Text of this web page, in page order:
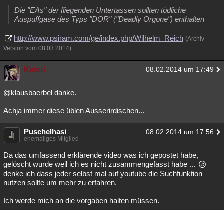
Die "EAs" der fliegenden Untertassen sollten tödliche
Auspuffgase des Typs "DOR" ("Deadly Orgone") enthalten
http://www.psiram.com/ge/index.php/Wilhelm_Reich (Archiv-
Version vom 08.03.2014)
Katori 08.02.2014 um 17:49
@klausbaerbel danke.
Achja immer diese üblen Ausserirdischen...
Puschelhasi 08.02.2014 um 17:56
ehemaliges Mitglied
Da das umfassend erklärende video was ich gepostet habe,
gelöscht wurde weil ich es nicht zusammengefasst habe ...
denke ich dass jeder selbst mal auf youtube die Suchfunktion
nutzen sollte um mehr zu erfahren.
Ich werde mich an die vorgaben halten müssen.